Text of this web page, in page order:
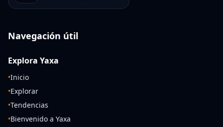
Navegación útil
Explora Yaxa
•Inicio
•Explorar
•Tendencias
•Bienvenido a Yaxa